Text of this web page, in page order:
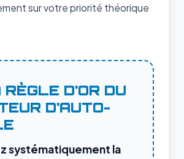
sur votre priorité théorique
D'OR DU
D'AUTO-
systématiquement la